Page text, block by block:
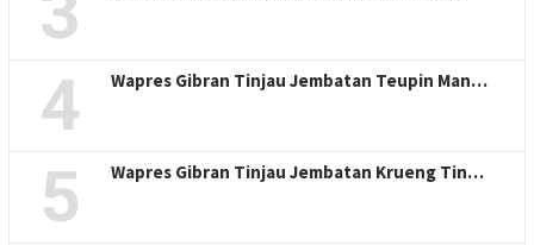
4 Wapres Gibran Tinjau Jembatan Teupin Man…
5 Wapres Gibran Tinjau Jembatan Krueng Tin…